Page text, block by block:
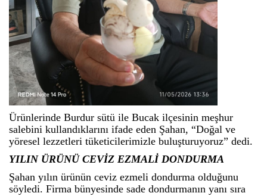
Ürünlerinde Burdur sütü ile Bucak ilçesinin meşhur
salebini kullandıklarını ifade eden Şahan, “Doğal ve
yöresel lezzetleri tüketicilerimizle buluşturuyoruz” dedi.
YILIN ÜRÜNÜ CEVİZ EZMALİ DONDURMA
Şahan yılın ürünün ceviz ezmeli dondurma olduğunu
söyledi. Firma bünyesinde sade dondurmanın yanı sıra